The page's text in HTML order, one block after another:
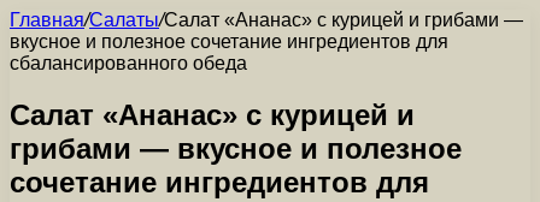
Главная/Салаты/Салат «Ананас» с курицей и грибами —
вкусное и полезное сочетание ингредиентов для
сбалансированного обеда
Салат «Ананас» с курицей и
грибами — вкусное и полезное
сочетание ингредиентов для